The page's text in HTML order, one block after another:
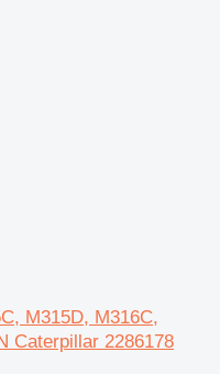
M315D, M316C,
Caterpillar 2286178